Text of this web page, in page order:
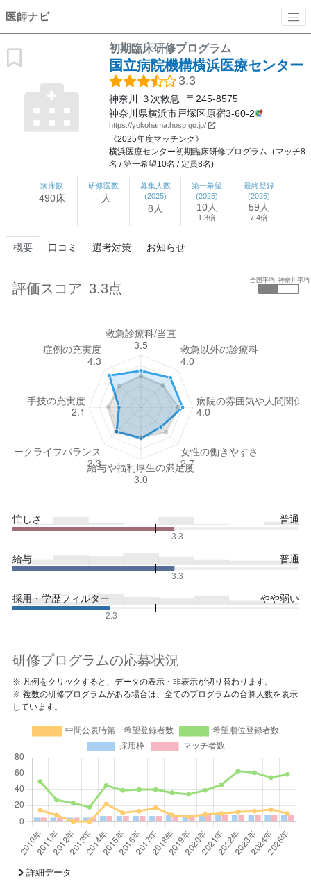
医師ナビ
初期臨床研修プログラム
国立病院機構横浜医療センター
3.3
神奈川 ３次救急
〒245-8575
神奈川県横浜市戸塚区原宿3-60-2
https://yokohama.hosp.go.jp/
《2025年度マッチング》
横浜医療センター初期臨床研修プログラム（マッチ8
名 / 第一希望10名 / 定員8名)
病床数
490床
研修医数
- 人
募集人数
(2025)
8人
第一希望
(2025)
10人
1.3倍
最終登録
(2025)
59人
7.4倍
概要 口コミ 選考対策 お知らせ
評価スコア 3.3点
全国平均 神奈川平均
忙しさ 普通
3.3
給与 普通
3.3
採用・学歴フィルター やや弱い
2.3
研修プログラムの応募状況
※ 凡例をクリックすると、データの表示・非表示が切り替わります。
※ 複数の研修プログラムがある場合は、全てのプログラムの合算人数を表示
しています。
詳細データ